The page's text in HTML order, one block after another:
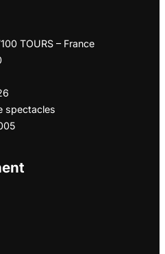
TOURS – France
spectacles